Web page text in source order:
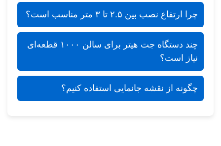
چرا ارتفاع نصب بین ۲.۵ تا ۳ متر مناسب است؟
چند دستگاه جت هیتر برای سالن ۱۰۰۰ قطعه‌ای
نیاز است؟
چگونه از نقشه جانمایی استفاده کنیم؟